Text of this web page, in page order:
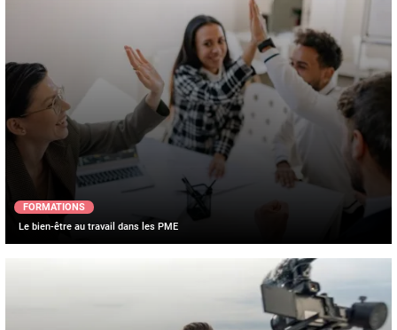
FORMATIONS
Le bien-être au travail dans les PME